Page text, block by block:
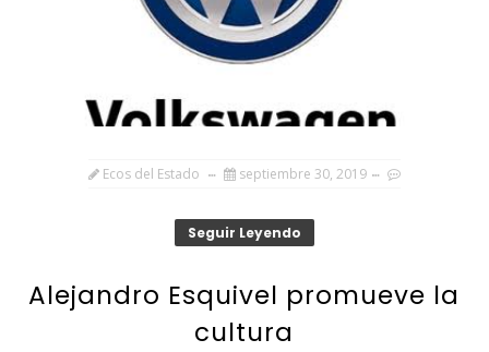
Ecos del Estado septiembre 30, 2019
Seguir Leyendo
Alejandro Esquivel promueve la
cultura